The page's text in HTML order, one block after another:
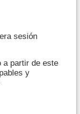
sesión
a partir de este
y